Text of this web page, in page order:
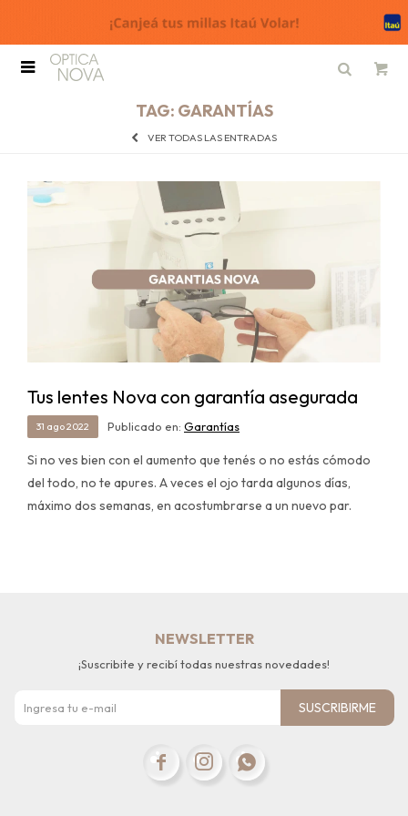

TAG: GARANTÍAS
VER TODAS LAS ENTRADAS
Tus lentes Nova con garantía asegurada
31 ago2022 Publicado en: Garantías
Si no ves bien con el aumento que tenés o no estás cómodo
del todo, no te apures. A veces el ojo tarda algunos días,
máximo dos semanas, en acostumbrarse a un nuevo par.
NEWSLETTER
¡Suscribite y recibí todas nuestras novedades!
SUSCRIBIRME
  